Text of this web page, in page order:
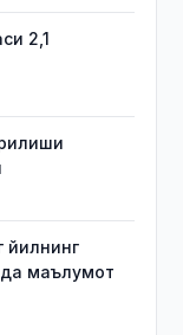
2,1
йилнинг
маълумот